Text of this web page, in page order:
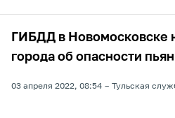
ГИБДД в Новомосковске
города об опасности
03 апреля 2022, 08:54 Тульская